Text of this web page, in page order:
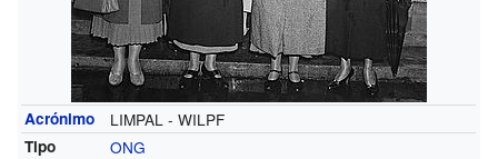
Acrónimo LIMPAL - WILPF
Tipo ONG